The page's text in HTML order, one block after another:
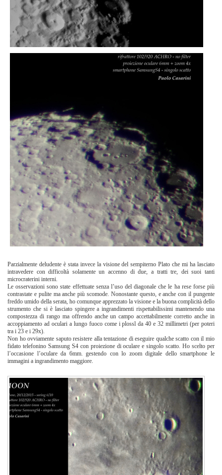
Parzialmente deludente è stata invece la visione del sempiterno Plato che mi ha lasciato
intravedere con difficoltà solamente un accenno di due, a tratti tre, dei suoi tanti
microcraterini interni.
Le osservazioni sono state effettuate senza l’uso del diagonale che le ha rese forse più
contrastate e pulite ma anche più scomode. Nonostante questo, e anche con il pungente
freddo umido della serata, ho comunque apprezzato la visione e la buona complicità dello
strumento che si è lasciato spingere a ingrandimenti rispettabilissimi mantenendo una
compostezza di rango ma offrendo anche un campo accettabilmente corretto anche in
accoppiamento ad oculari a lungo fuoco come i plossl da 40 e 32 millimetri (per poteri
tra i 23 e i 29x).
Non ho ovviamente saputo resistere alla tentazione di eseguire qualche scatto con il mio
fidato telefonino Samsung S4 con proiezione di oculare e singolo scatto. Ho scelto per
l’occasione l’oculare da 6mm. gestendo con lo zoom digitale dello smartphone le
immagini a ingrandimento maggiore.